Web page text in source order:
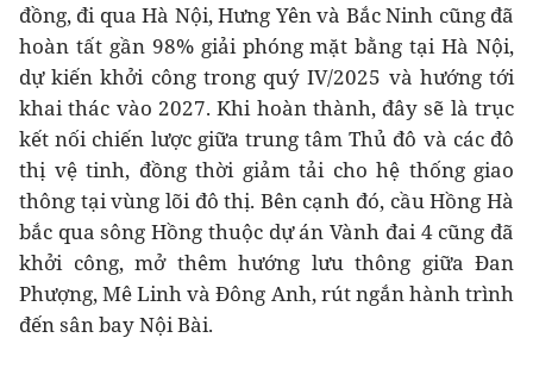
đồng, đi qua Hà Nội, Hưng Yên và Bắc Ninh cũng đã
hoàn tất gần 98% giải phóng mặt bằng tại Hà Nội,
dự kiến khởi công trong quý IV/2025 và hướng tới
khai thác vào 2027. Khi hoàn thành, đây sẽ là trục
kết nối chiến lược giữa trung tâm Thủ đô và các đô
thị vệ tinh, đồng thời giảm tải cho hệ thống giao
thông tại vùng lõi đô thị. Bên cạnh đó, cầu Hồng Hà
bắc qua sông Hồng thuộc dự án Vành đai 4 cũng đã
khởi công, mở thêm hướng lưu thông giữa Đan
Phượng, Mê Linh và Đông Anh, rút ngắn hành trình
đến sân bay Nội Bài.